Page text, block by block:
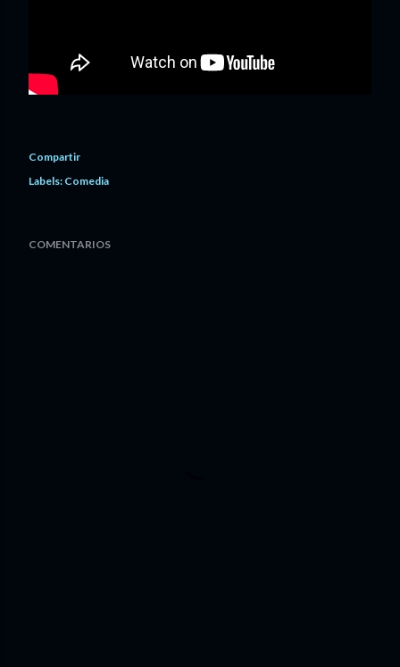
Compartir
Labels: Comedia
COMENTARIOS